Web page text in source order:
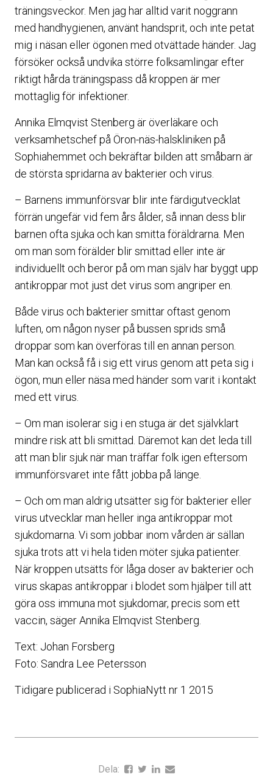
träningsveckor. Men jag har alltid varit noggrann
med handhygienen, använt handsprit, och inte petat
mig i näsan eller ögonen med otvättade händer. Jag
försöker också undvika större folksamlingar efter
riktigt hårda träningspass då kroppen är mer
mottaglig för infektioner.
Annika Elmqvist Stenberg är överläkare och
verksamhetschef på Öron-näs-halskliniken på
Sophiahemmet och bekräftar bilden att småbarn är
de största spridarna av bakterier och virus.
– Barnens immunförsvar blir inte färdigutvecklat
förrän ungefär vid fem års ålder, så innan dess blir
barnen ofta sjuka och kan smitta föräldrarna. Men
om man som förälder blir smittad eller inte är
individuellt och beror på om man själv har byggt upp
antikroppar mot just det virus som angriper en.
Både virus och bakterier smittar oftast genom
luften, om någon nyser på bussen sprids små
droppar som kan överföras till en annan person.
Man kan också få i sig ett virus genom att peta sig i
ögon, mun eller näsa med händer som varit i kontakt
med ett virus.
– Om man isolerar sig i en stuga är det självklart
mindre risk att bli smittad. Däremot kan det leda till
att man blir sjuk när man träffar folk igen eftersom
immunförsvaret inte fått jobba på länge.
– Och om man aldrig utsätter sig för bakterier eller
virus utvecklar man heller inga antikroppar mot
sjukdomarna. Vi som jobbar inom vården är sällan
sjuka trots att vi hela tiden möter sjuka patienter.
När kroppen utsätts för låga doser av bakterier och
virus skapas antikroppar i blodet som hjälper till att
göra oss immuna mot sjukdomar, precis som ett
vaccin, säger Annika Elmqvist Stenberg.
Text: Johan Forsberg
Foto: Sandra Lee Petersson
Tidigare publicerad i SophiaNytt nr 1 2015
Dela: